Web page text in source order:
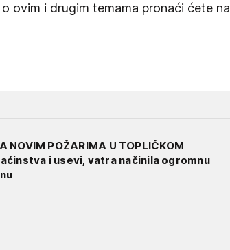
ovim i drugim temama pronaći ćete na
NOVIM POŽARIMA U TOPLIČKOM
i usevi, vatra načinila ogromnu